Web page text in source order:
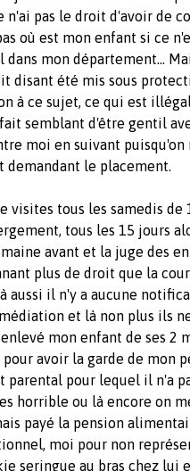
n'ai pas le droit d'avoir de
où est mon enfant si ce
mon département...
disant été mis sous
à ce sujet, ce qui est
semblant d'être gentil
moi en suivant
demandant le placement.
visites tous les samedis de
tous les 15 jours
avant et la juge des
plus de droit que la
aussi il n'y a aucune
et là non plus ils
mon enfant de ses 2
avoir la garde de mon
pour lequel il n'a
horrible ou là encore on
payé la pension
moi pour non
seringue au bras chez lui